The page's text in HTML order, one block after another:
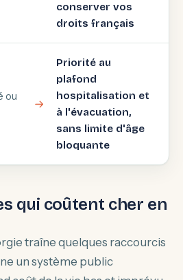
conserver vos
droits français
ou
Priorité au
plafond
hospitalisation et
à l'évacuation,
sans limite d'âge
bloquante
qui coûtent cher en
traîne quelques raccourcis
un système public